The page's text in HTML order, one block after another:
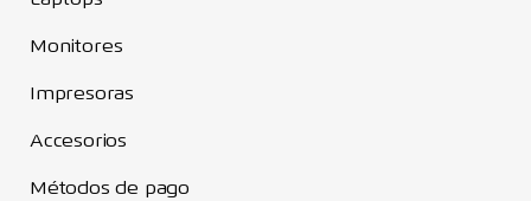
Monitores
Impresoras
Accesorios
Métodos de pago